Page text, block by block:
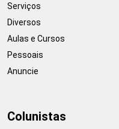
Serviços
Diversos
Aulas e Cursos
Pessoais
Anuncie
Colunistas